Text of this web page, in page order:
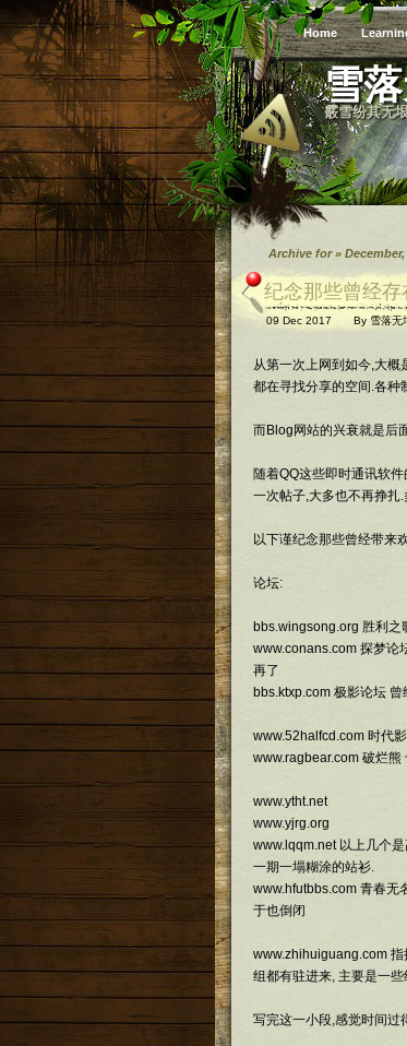
Home
雪
霰雪纷其无
Archive for » December,
纪念那些曾经存
09 Dec 2017 By 雪落无
从第一次上网到如今,大
都在寻找分享的空间.各种
而Blog网站的兴衰就是后
随着QQ这些即时通讯软
一次帖子,大多也不再挣扎
以下谨纪念那些曾经带来
论坛:
bbs.wingsong.org 胜利之
www.conans.com 探梦论
再了
bbs.ktxp.com 极影论坛
www.52halfcd.com 时代
www.ragbear.com 破烂熊
www.ytht.net
www.yjrg.org
www.lqqm.net 以上几个
一期一塌糊涂的站衫.
www.hfutbbs.com 青春无
于也倒闭
www.zhihuiguang.com
组都有驻进来, 主要是一
写完这一小段,感觉时间